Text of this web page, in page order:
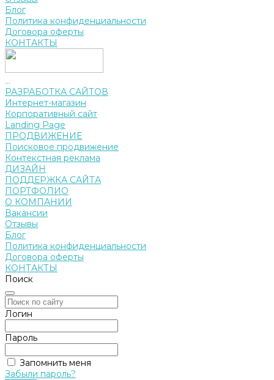
Блог
Политика конфиденциальности
Договора оферты
КОНТАКТЫ
...
РАЗРАБОТКА САЙТОВ
Интернет-магазин
Корпоративный сайт
Landing Page
ПРОДВИЖЕНИЕ
Поисковое продвижение
Контекстная реклама
ДИЗАЙН
ПОДДЕРЖКА САЙТА
ПОРТФОЛИО
О КОМПАНИИ
Вакансии
Отзывы
Блог
Политика конфиденциальности
Договора оферты
КОНТАКТЫ
Поиск
Логин
Пароль
Запомнить меня
Забыли пароль?